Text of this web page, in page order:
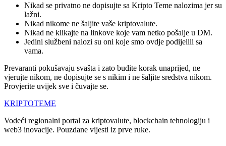
Nikad se privatno ne dopisujte sa Kripto Teme nalozima jer su
lažni.
Nikad nikome ne šaljite vaše kriptovalute.
Nikad ne klikajte na linkove koje vam netko pošalje u DM.
Jedini službeni nalozi su oni koje smo ovdje podijelili sa
vama.
Prevaranti pokušavaju svašta i zato budite korak unaprijed, ne
vjerujte nikom, ne dopisujte se s nikim i ne šaljite sredstva nikom.
Provjerite uvijek sve i čuvajte se.
KRIPTOTEME
Vodeći regionalni portal za kriptovalute, blockchain tehnologiju i
web3 inovacije. Pouzdane vijesti iz prve ruke.